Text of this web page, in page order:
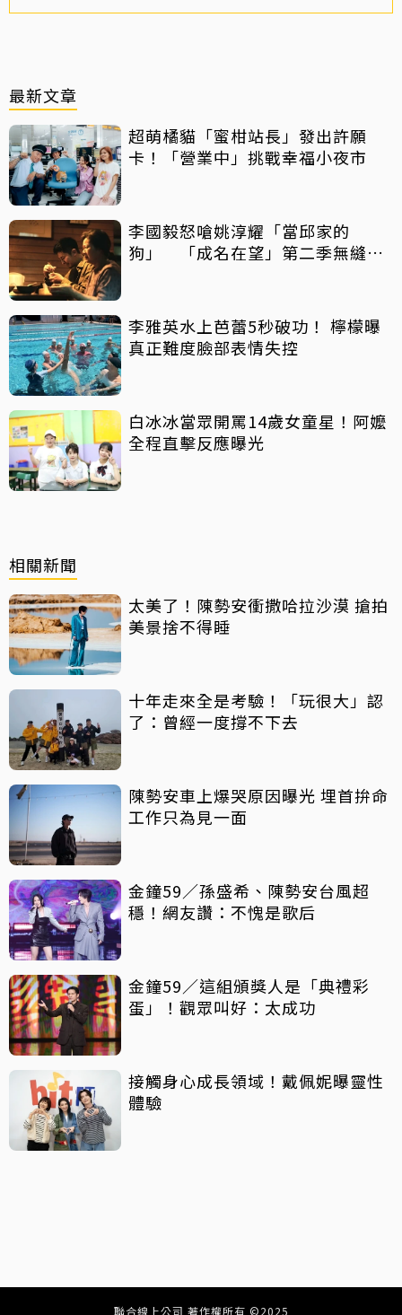
最新文章
超萌橘貓「蜜柑站長」發出許願
卡！「營業中」挑戰幸福小夜市
李國毅怒嗆姚淳耀「當邱家的
狗」 「成名在望」第二季無縫開
李雅英水上芭蕾5秒破功！ 檸檬曝
真正難度臉部表情失控
白冰冰當眾開罵14歲女童星！阿嬤
全程直擊反應曝光
相關新聞
太美了！陳勢安衝撒哈拉沙漠 搶拍
美景捨不得睡
十年走來全是考驗！「玩很大」認
了：曾經一度撐不下去
陳勢安車上爆哭原因曝光 埋首拚命
工作只為見一面
金鐘59／孫盛希、陳勢安台風超
穩！網友讚：不愧是歌后
金鐘59／這組頒獎人是「典禮彩
蛋」！觀眾叫好：太成功
接觸身心成長領域！戴佩妮曝靈性
體驗
聯合線上公司 著作權所有 ©2025